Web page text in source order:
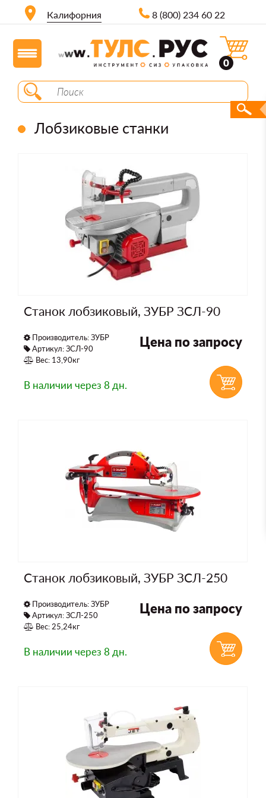
Калифорния 8 (800) 234 60 22
0
Лобзиковые станки
Станок лобзиковый, ЗУБР ЗСЛ-90
Производитель:ЗУБР
Артикул: ЗСЛ-90
Вес: 13,90кг
Цена по запросу
В наличии через 8 дн.
Станок лобзиковый, ЗУБР ЗСЛ-250
Производитель:ЗУБР
Артикул: ЗСЛ-250
Вес: 25,24кг
Цена по запросу
В наличии через 8 дн.